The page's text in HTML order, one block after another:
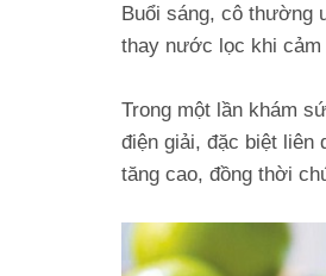
Buổi sáng, cô thường
thay nước lọc khi cảm
Trong một lần khám
điện giải, đặc biệt liên
tăng cao, đồng thời